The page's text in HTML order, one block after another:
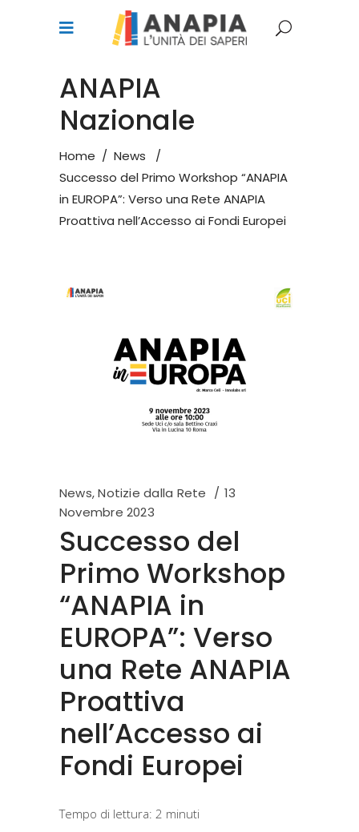
ANAPIA
Nazionale
Home / News
/
Successo del Primo Workshop “ANAPIA
in EUROPA”: Verso una Rete ANAPIA
Proattiva nell’Accesso ai Fondi Europei
News,Notizie dalla Rete
13
Novembre 2023
Successo del
Primo Workshop
“ANAPIA in
EUROPA”: Verso
una Rete ANAPIA
Proattiva
nell’Accesso ai
Fondi Europei
Tempo di lettura: 2 minuti